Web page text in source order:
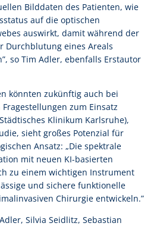
Bilddaten des Patienten, wie
auf die optischen
auswirkt, damit während der
Durchblutung eines Areals
so Tim Adler, ebenfalls Erstautor
könnten zukünftig auch bei
zum Einsatz
Klinikum Karlsruhe),
sieht großes Potenzial für
Ansatz: „Die spektrale
mit neuen KI-basierten
zu einem wichtigen Instrument
und sichere funktionelle
Chirurgie entwickeln.”
Silvia Seidlitz, Sebastian